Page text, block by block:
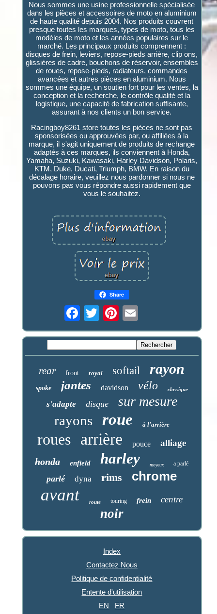
Nous sommes une usine professionnelle spécialisée
dans les pièces et accessoires de moto en aluminium
de haute qualité depuis 2004. Nos produits couvrent
presque toutes les marques, types de moto, tous les
modèles de moto et les années populaires sur le
marché. Les principaux produits comprennent :
disques de frein, leviers, repose-pieds arrière, clip ons,
glissières de cadre, bouchons de réservoir, ensembles
de roues, repose-pieds, radiateurs, commandes
avancées et autres pièces en aluminium. Nous
sommes une équipe, un soutien fort pour les ventes, la
conception et la recherche, le contrôle qualité et la
logistique, une capacité de fabrication suffisante,
assurant à nos clients un bon service.
Racingboy8261 store toutes les pièces ne sont pas
sponsorisées ou approuvées par, ou affiliées à la
marque, il s'agit uniquement de produits de rechange
adaptés à ces marques, ils conviennent à Honda,
Yamaha, Suzuki, Kawasaki, Harley Davidson, Polaris,
KTM, Duke, Ducati, Triumph, BMW. En raison du
décalage horaire, veuillez nous pardonner si nous ne
pouvons pas vous répondre aussi rapidement que
vous le souhaitez.
Share
rear front royal softail rayon
spoke jantes davidson vélo classique
s'adapte disque sur mesure
rayons roue à l'arrière
roues arrière pouce alliage
honda enfield harley moyeux a parlé
parlé dyna rims chrome
avant route touring frein centre
noir
Index
Contactez Nous
Politique de confidentialité
Entente d'utilisation
EN
FR